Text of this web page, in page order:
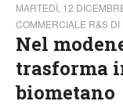
MARTEDÌ, 12
COMMERCIALE R&S DI
Nel
trasforma
biometano